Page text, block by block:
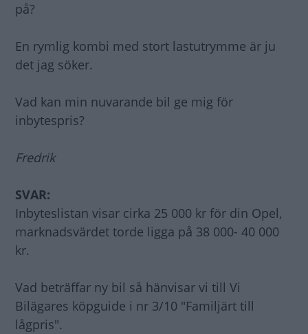
på?
En rymlig kombi med stort lastutrymme är ju
det jag söker.
Vad kan min nuvarande bil ge mig för
inbytespris?
Fredrik
SVAR:
Inbyteslistan visar cirka 25 000 kr för din Opel,
marknadsvärdet torde ligga på 38 000- 40 000
kr.
Vad beträffar ny bil så hänvisar vi till Vi
Bilägares köpguide i nr 3/10 "Familjärt till
lågpris".